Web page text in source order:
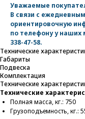
Уважаемые
В связи с
ориентировочную
по телефону у наших
338-47-58.
Технические
Габариты
Подвеска
Комплектация
Технические
Технические
Полная масса, кг.: 750
Грузоподъемность, кг.: